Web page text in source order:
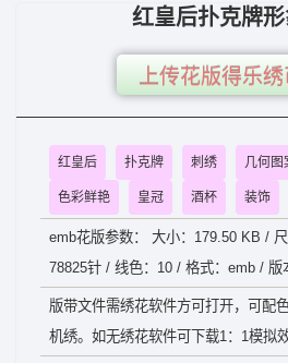
红皇后扑克牌
上传花版得乐
红皇后 扑克牌 刺绣 几何图
色彩鲜艳 皇冠 酒杯 装饰
emb花版参数： 大小：179.50 KB /
78825针 / 线色：10 / 格式：emb / 版
版带文件需绣花软件方可打开，可配
机绣。如无绣花软件可下载1：1模拟效